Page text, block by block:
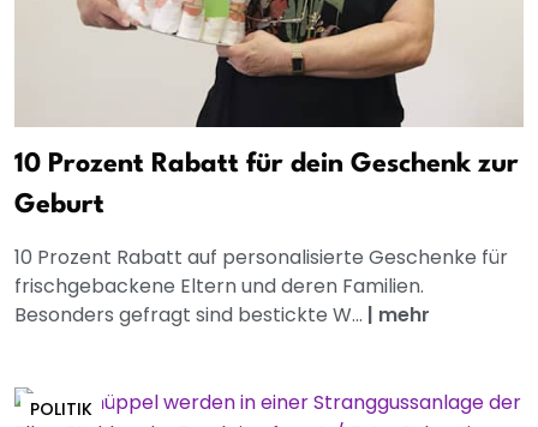
10 Prozent Rabatt für dein Geschenk zur
Geburt
10 Prozent Rabatt auf personalisierte Geschenke für
frischgebackene Eltern und deren Familien.
Besonders gefragt sind bestickte W... | mehr
POLITIK